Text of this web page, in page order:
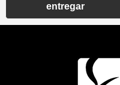
entregar